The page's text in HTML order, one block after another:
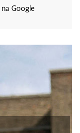
na Google